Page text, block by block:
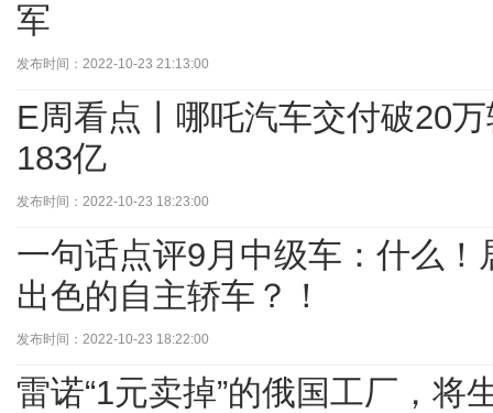
军
发布时间：2022-10-23 21:13:00
E周看点丨哪吒汽车交付破20
183亿
发布时间：2022-10-23 18:23:00
一句话点评9月中级车：什么
出色的自主轿车？！
发布时间：2022-10-23 18:22:00
雷诺“1元卖掉”的俄国工厂，将